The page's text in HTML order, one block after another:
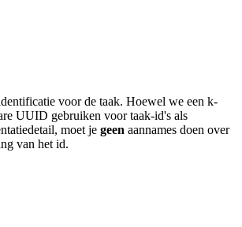
voor de taak. Hoewel we een k-
UUID gebruiken voor taak-id's als
moet je geen aannames doen over
van het id.